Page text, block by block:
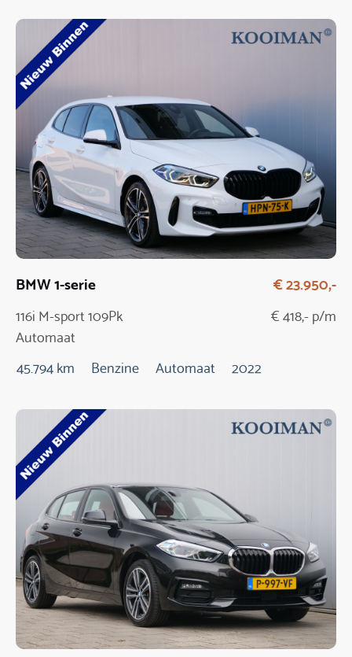
BMW 1-serie
116i M-sport 109Pk
Automaat
€ 23.950,-
€ 418,- p/m
45.794 km Benzine Automaat 2022